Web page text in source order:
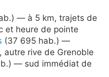
— à 5 km, trajets de
et heure de pointe
(37 695 hab.) —
autre rive de Grenoble
— sud immédiat de